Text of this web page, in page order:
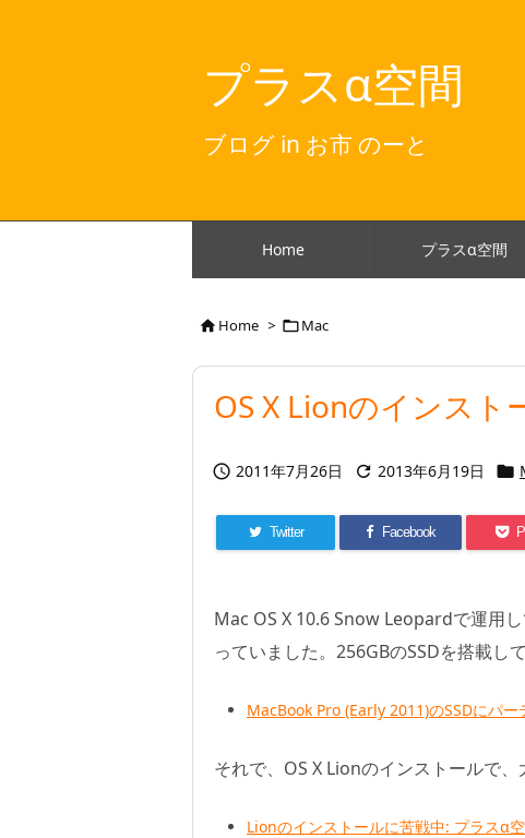
プラスα空間
ブログ in お市 のーと
Home プラスα空間
Home > Mac
OS X Lionのインスト
 2011年7月26日  2013年6月19日 
Twitter Facebook
Mac OS X 10.6 Snow Leopardで運用
っていました。256GBのSSDを搭載して
MacBook Pro (Early 2011)のSSDにパ
それで、OS X Lionのインストールで、
Lionのインストールに苦戦中: プラスα